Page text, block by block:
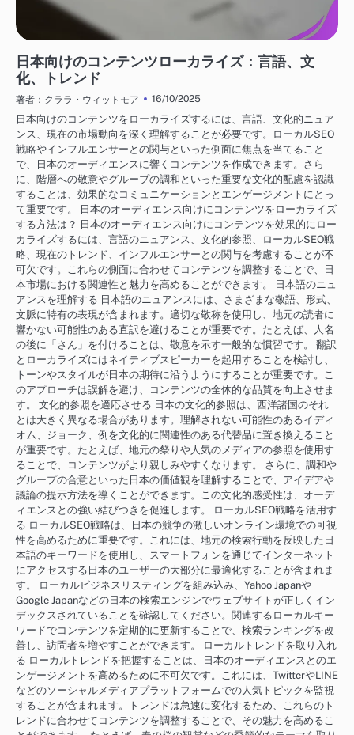
日本向けのコンテンツローカライズ：言語、文
化、トレンド
著者：クララ・ウィットモア
16/10/2025
日本向けのコンテンツをローカライズするには、言語、文化的ニュア
ンス、現在の市場動向を深く理解することが必要です。ローカルSEO
戦略やインフルエンサーとの関与といった側面に焦点を当てること
で、日本のオーディエンスに響くコンテンツを作成できます。さら
に、階層への敬意やグループの調和といった重要な文化的配慮を認識
することは、効果的なコミュニケーションとエンゲージメントにとっ
て重要です。 日本のオーディエンス向けにコンテンツをローカライズ
する方法は？ 日本のオーディエンス向けにコンテンツを効果的にロー
カライズするには、言語のニュアンス、文化的参照、ローカルSEO戦
略、現在のトレンド、インフルエンサーとの関与を考慮することが不
可欠です。これらの側面に合わせてコンテンツを調整することで、日
本市場における関連性と魅力を高めることができます。 日本語のニュ
アンスを理解する 日本語のニュアンスには、さまざまな敬語、形式、
文脈に特有の表現が含まれます。適切な敬称を使用し、地元の読者に
響かない可能性のある直訳を避けることが重要です。たとえば、人名
の後に「さん」を付けることは、敬意を示す一般的な慣習です。 翻訳
とローカライズにはネイティブスピーカーを起用することを検討し、
トーンやスタイルが日本の期待に沿うようにすることが重要です。こ
のアプローチは誤解を避け、コンテンツの全体的な品質を向上させま
す。 文化的参照を適応させる 日本の文化的参照は、西洋諸国のそれ
とは大きく異なる場合があります。理解されない可能性のあるイディ
オム、ジョーク、例を文化的に関連性のある代替品に置き換えること
が重要です。たとえば、地元の祭りや人気のメディアの参照を使用す
ることで、コンテンツがより親しみやすくなります。 さらに、調和や
グループの合意といった日本の価値観を理解することで、アイデアや
議論の提示方法を導くことができます。この文化的感受性は、オーデ
ィエンスとの強い結びつきを促進します。 ローカルSEO戦略を活用す
る ローカルSEO戦略は、日本の競争の激しいオンライン環境での可視
性を高めるために重要です。これには、地元の検索行動を反映した日
本語のキーワードを使用し、スマートフォンを通じてインターネット
にアクセスする日本のユーザーの大部分に最適化することが含まれま
す。 ローカルビジネスリスティングを組み込み、Yahoo Japanや
Google Japanなどの日本の検索エンジンでウェブサイトが正しくイン
デックスされていることを確認してください。関連するローカルキー
ワードでコンテンツを定期的に更新することで、検索ランキングを改
善し、訪問者を増やすことができます。 ローカルトレンドを取り入れ
る ローカルトレンドを把握することは、日本のオーディエンスとのエ
ンゲージメントを高めるために不可欠です。これには、TwitterやLINE
などのソーシャルメディアプラットフォームでの人気トピックを監視
することが含まれます。トレンドは急速に変化するため、これらのト
レンドに合わせてコンテンツを調整することで、その魅力を高めるこ